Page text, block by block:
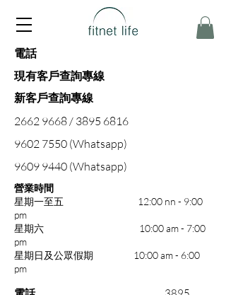
電話
現有客戶查詢專線
新客戶查詢專線
2662 9668/ 3895 6816
9602 7550 (Whatsapp)
9609 9440 (Whatsapp)
營業時間
星期一至五 12:00 nn - 9:00
pm
​星期六 10:00 am - 7:00
pm
星期日及公眾假期 10:00 am - 6:00
pm